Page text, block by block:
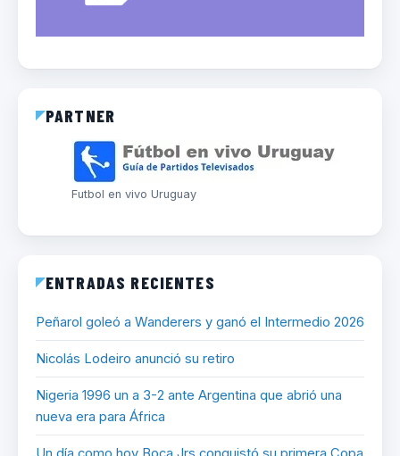
PARTNER
Futbol en vivo Uruguay
ENTRADAS RECIENTES
Peñarol goleó a Wanderers y ganó el Intermedio 2026
Nicolás Lodeiro anunció su retiro
Nigeria 1996 un a 3-2 ante Argentina que abrió una
nueva era para África